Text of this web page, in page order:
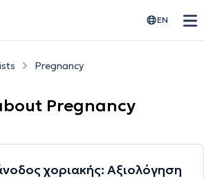
EN
Pregnancy
Pregnancy
χοριακής: Αξιολόγηση